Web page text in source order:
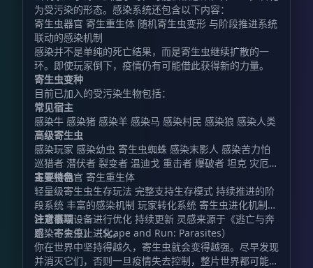
为受污染的形态。感染系统还包含以下内容：
寄生虫器官 寄生重生体 随机寄生虫变形 与阶段推进系统
联动的感染机制
感染并不是单纯的死亡结果，而是寄生虫继续扩散的一
环。即使玩家倒下，疫情仍有可能借此获得新的力量。
寄生虫变种
目前已加入的受污染生物包括：
常见宿主
感染牛 感染猪 感染羊 感染马 感染村民 感染狼 感染人类
高级寄生虫
感染玩家 感染幼虫 寄生虫蜘蛛 感染末影人 感染苦力怕
巡猎者 潜伏者 裂变者 温迪戈 重击者 爆破者 坦克 灾厄者
寄生虫器官 寄生重生体
主要特色
轻量级寄生虫生存玩法 完整支持生存模式 持续推进的阶
段系统 丰富的感染机制 玩家转化系统 寄生虫进化机制
针对低端设备进行优化 持续更新 灵感来源于《逃亡与奔
跑：寄生虫》（Scape and Run: Parasites）
注意事项
感染不会停止进化。
你在世界中坚持得越久，寄生虫就会变得越强。尽早发现
并消灭它们，否则一旦疫情失去控制，整片世界都可能被